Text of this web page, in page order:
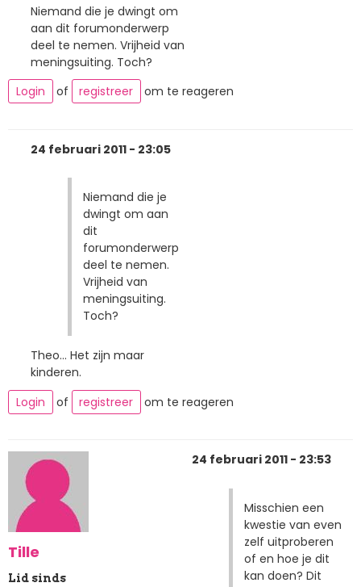
Niemand die je dwingt om
aan dit forumonderwerp
deel te nemen. Vrijheid van
meningsuiting. Toch?
Login
of registreer om te reageren
24 februari 2011 - 23:05
Niemand die je
dwingt om aan
dit
forumonderwerp
deel te nemen.
Vrijheid van
meningsuiting.
Toch?
Theo... Het zijn maar
kinderen.
Login
of registreer om te reageren
Tille
Lid sinds
24 februari 2011 - 23:53
Misschien een
kwestie van even
zelf uitproberen
of en hoe je dit
kan doen? Dit